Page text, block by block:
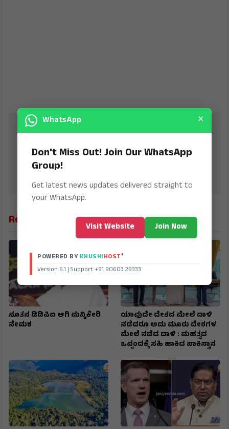
Jana Jeevala
From INDIA. Karnataka, National & International,
Updates including Politics, Business, Crime,
Education, Sports, Science, Current Affairs. Latest
Breaking News From India & Around the World.
Related News
ನೂತನ ಡಿಡಿಪಿಐ ಆಗಿ ಮನ್ನಿಕೇರಿ
ನೇಮಕ
ಯಾವುದೇ ದೇಶದ ಮೇಲೆ ದಾಳಿ
ನಡೆದರೂ ಅದು ಮೂರು ದೇಶಗಳ
ಮೇಲೆ ನಡೆದ ದಾಳಿ : ಮಹತ್ವದ
ಒಪ್ಪಂದಕ್ಕೆ ಸಹಿ ಹಾಕಿದ ಪಾಕಿಸ್ತಾನ
WhatsApp ×
Don't Miss Out! Join Our WhatsApp
Group!
Get latest news updates delivered straight to
your WhatsApp.
Visit Website Join Now
POWERED BY KHUSHIHOST®
Version 6.1 | Support +91 90603 29333